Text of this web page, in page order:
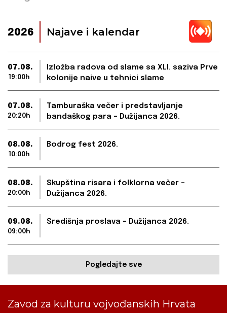
2026 Najave i kalendar
07.08.
19:00h
Izložba radova od slame sa XLI. saziva Prve
kolonije naive u tehnici slame
07.08.
20:20h
Tamburaška večer i predstavljanje
bandaškog para – Dužijanca 2026.
08.08.
10:00h
Bodrog fest 2026.
08.08.
20:00h
Skupština risara i folklorna večer –
Dužijanca 2026.
09.08.
09:00h
Središnja proslava – Dužijanca 2026.
Pogledajte sve
Zavod za kulturu vojvođanskih Hrvata